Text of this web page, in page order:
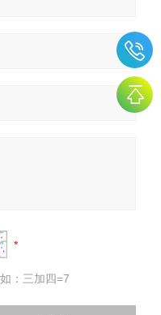
：三加四=7